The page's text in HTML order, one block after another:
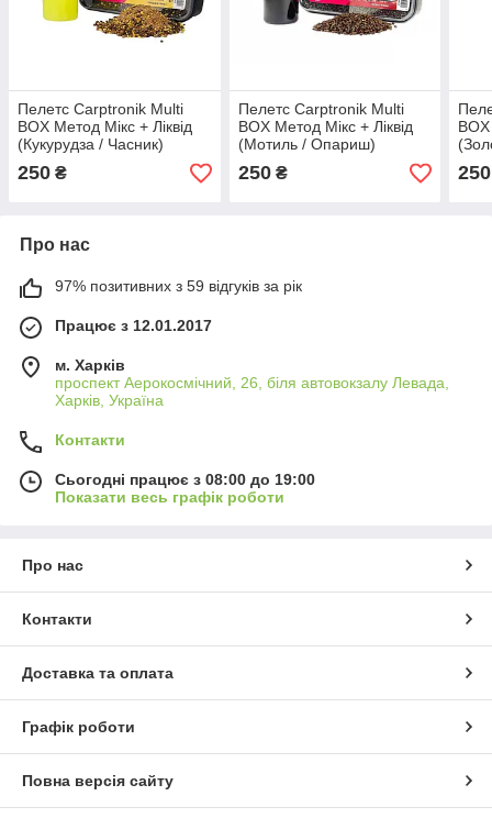
Пелетс Carptronik Multi
BOX Метод Мікс + Ліквід
(Кукурудза / Часник)
250 ₴
Пелетс Carptronik Multi
BOX Метод Мікс + Ліквід
(Мотиль / Опариш)
250₴ 250
Про нас
97% позитивних з 59 відгуків за рік
Працює з 12.01.2017
м. Харків
проспект Аерокосмічний, 26, біля автовокзалу Левада,
Харків, Україна
Контакти
Сьогодні працює з 08:00 до 19:00
Показати весь графік роботи
Про нас
Контакти
Доставка та оплата
Графік роботи
Повна версія сайту